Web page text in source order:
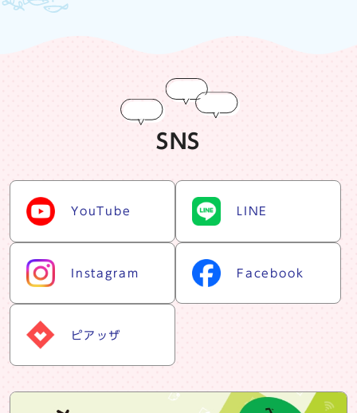
SNS
snsリスト
YouTube LINE
Instagram Facebook
ピアッザ
snsバナー